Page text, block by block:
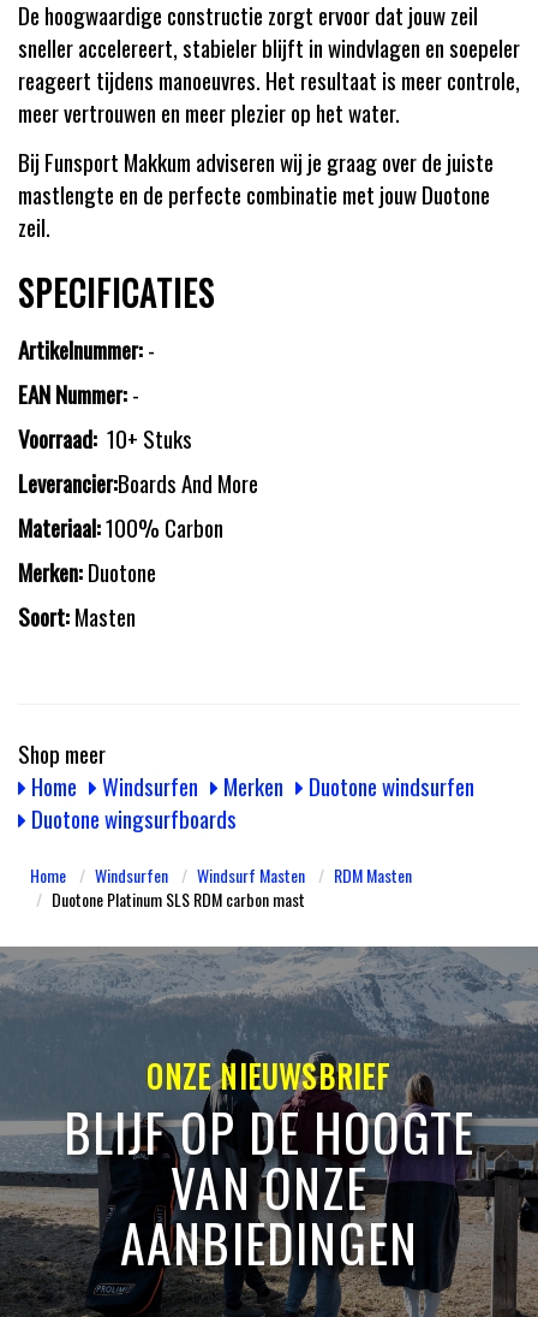
De hoogwaardige constructie zorgt ervoor dat jouw zeil
sneller accelereert, stabieler blijft in windvlagen en soepeler
reageert tijdens manoeuvres. Het resultaat is meer controle,
meer vertrouwen en meer plezier op het water.
Bij Funsport Makkum adviseren wij je graag over de juiste
mastlengte en de perfecte combinatie met jouw Duotone
zeil.
SPECIFICATIES
Artikelnummer:-
EAN Nummer:-
Voorraad: 10+ Stuks
Leverancier:Boards And More
Materiaal:100% Carbon
Merken:Duotone
Soort:Masten
Shop meer
Home
Windsurfen Merken
Duotone windsurfen
Duotone wingsurfboards
Home Windsurfen Windsurf Masten
RDM Masten
Duotone Platinum SLS RDM carbon mast
ONZE NIEUWSBRIEF
BLIJF OP DE HOOGTE
VAN ONZE
AANBIEDINGEN